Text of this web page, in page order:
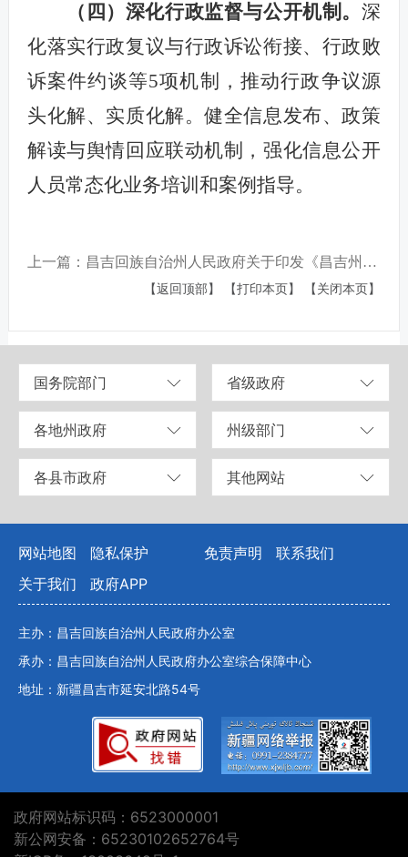
（四）深化行政监督与公开机制。深
化落实行政复议与行政诉讼衔接、行政败
诉案件约谈等5项机制，推动行政争议源
头化解、实质化解。健全信息发布、政策
解读与舆情回应联动机制，强化信息公开
人员常态化业务培训和案例指导。
上一篇：昌吉回族自治州人民政府关于印发《昌吉州“无废城市”建设实施方案》的通知
【返回顶部】 【打印本页】 【关闭本页】
国务院部门 省级政府
各地州政府 州级部门
各县市政府 其他网站
网站地图 隐私保护 免责声明
联系我们
关于我们
政府APP
主办：昌吉回族自治州人民政府办公室
承办：昌吉回族自治州人民政府办公室综合保障中心
地址：新疆昌吉市延安北路54号
政府网站标识码：6523000001
新公网安备：65230102652764号